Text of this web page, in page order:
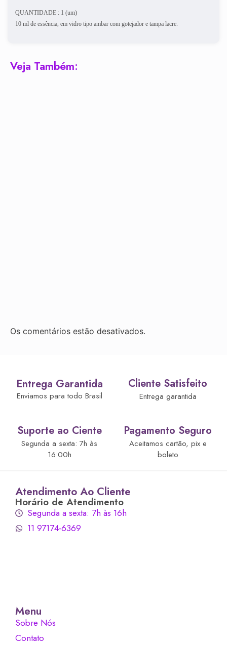
QUANTIDADE : 1 (um)
10 ml de essência, em vidro tipo ambar com gotejador e tampa lacre.
Veja Também:
Os comentários estão desativados.
Entrega Garantida
Enviamos para todo Brasil
Cliente Satisfeito
Entrega garantida
Suporte ao Ciente
Segunda a sexta: 7h às
16:00h
Pagamento Seguro
Aceitamos cartão, pix e
boleto
Atendimento Ao Cliente
Horário de Atendimento
Segunda a sexta: 7h às 16h
11 97174-6369
Menu
Sobre Nós
Contato